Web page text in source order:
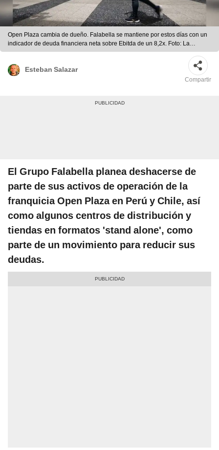
Open Plaza cambia de dueño. Falabella se mantiene por estos días con un
indicador de deuda financiera neta sobre Ebitda de un 8,2x. Foto: La
República
Esteban Salazar
Compartir
El Grupo Falabella planea deshacerse de
parte de sus activos de operación de la
franquicia Open Plaza en Perú y Chile, así
como algunos centros de distribución y
tiendas en formatos 'stand alone', como
parte de un movimiento para reducir sus
deudas.